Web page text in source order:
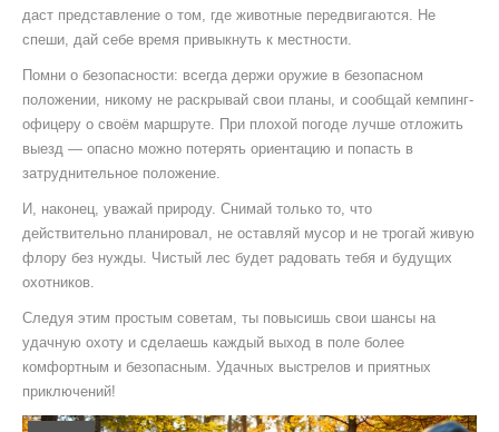
даст представление о том, где животные передвигаются. Не
спеши, дай себе время привыкнуть к местности.
Помни о безопасности: всегда держи оружие в безопасном
положении, никому не раскрывай свои планы, и сообщай кемпинг-
офицеру о своём маршруте. При плохой погоде лучше отложить
выезд — опасно можно потерять ориентацию и попасть в
затруднительное положение.
И, наконец, уважай природу. Снимай только то, что
действительно планировал, не оставляй мусор и не трогай живую
флору без нужды. Чистый лес будет радовать тебя и будущих
охотников.
Следуя этим простым советам, ты повысишь свои шансы на
удачную охоту и сделаешь каждый выход в поле более
комфортным и безопасным. Удачных выстрелов и приятных
приключений!